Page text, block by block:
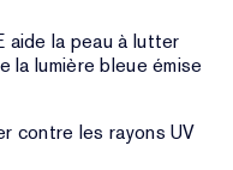
aide la peau à lutter
la lumière bleue émise
contre les rayons UV